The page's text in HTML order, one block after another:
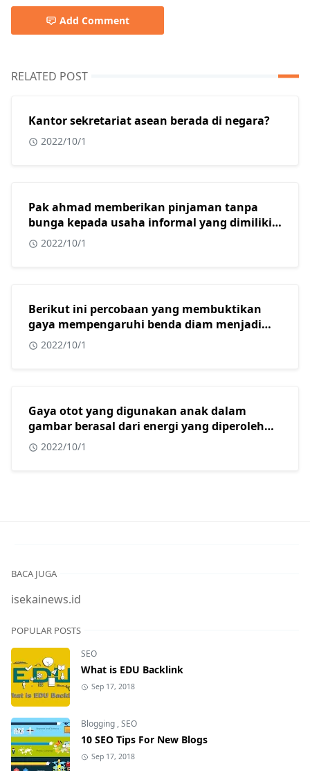
Add Comment
RELATED POST
Kantor sekretariat asean berada di negara?
2022/10/1
Pak ahmad memberikan pinjaman tanpa
bunga kepada usaha informal yang dimiliki
oleh beberapa warga muslim di kota
surabaya. Dalam konteks masyarakat
2022/10/1
Berikut ini percobaan yang membuktikan
gaya mempengaruhi benda diam menjadi
bergerak adalah?
2022/10/1
Gaya otot yang digunakan anak dalam
gambar berasal dari energi yang diperoleh
dari?
2022/10/1
BACA JUGA
isekainews.id
POPULAR POSTS
SEO
What is EDU Backlink
Sep 17, 2018
Blogging,SEO
10 SEO Tips For New Blogs
Sep 17, 2018